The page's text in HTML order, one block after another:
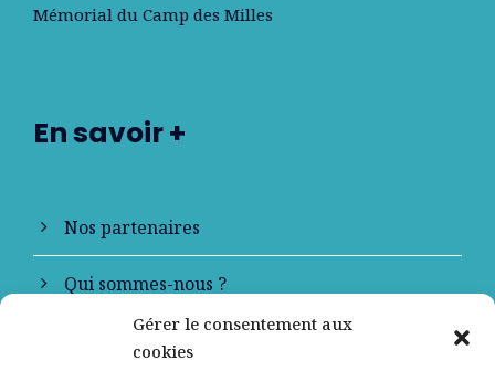
Gérer le consentement aux
cookies
Mémorial du Camp des Milles
En savoir +
Nos partenaires
Qui sommes-nous ?
Contactez-nous